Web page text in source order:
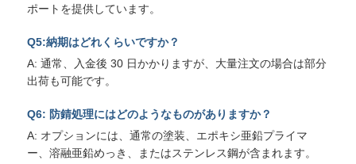
ポートを提供しています。
Q5:納期はどれくらいですか？
A: 通常、入金後 30 日かかりますが、大量注文の場合は部分
出荷も可能です。
Q6: 防錆処理にはどのようなものがありますか？
A: オプションには、通常の塗装、エポキシ亜鉛プライマ
ー、溶融亜鉛めっき、またはステンレス鋼が含まれます。